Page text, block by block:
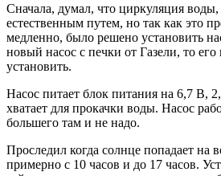
Сначала, думал, что циркуляция воды,
естественным путем, но так как это
медленно, было решено установить
новый насос с печки от Газели, то
установить.
Насос питает блок питания на 6,7 В,
хватает для прокачки воды. Насос
большего там и не надо.
Проследил когда солнце попадает на
примерно с 10 часов и до 17 часов.